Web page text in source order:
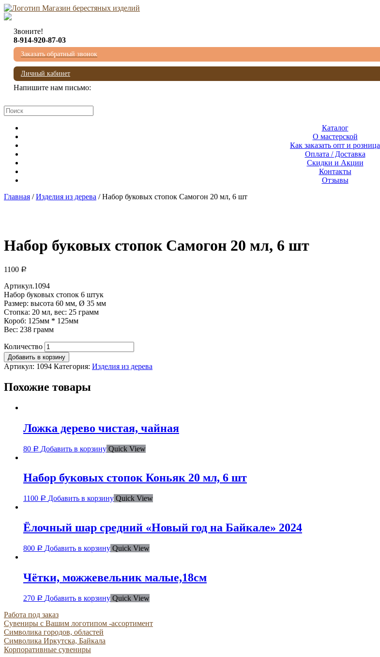
Звоните!
8-914-920-87-03
Заказать обратный звонок
Личный кабинет
Напишите нам письмо:
Каталог
О мастерской
Как заказать опт и розница
Оплата / Доставка
Скидки и Акции
Контакты
Отзывы
Главная /Изделия из дерева / Набор буковых стопок Самогон 20 мл, 6 шт
Набор буковых стопок Самогон 20 мл, 6 шт
1100 Р
Артикул.1094
Набор буковых стопок 6 штук
Размер: высота 60 мм, Ø 35 мм
Стопка: 20 мл, вес: 25 грамм
Короб: 125мм * 125мм
Вес: 238 грамм
Количество
Добавить в корзину
Артикул: 1094 Категория: Изделия из дерева
Похожие товары
Ложка дерево чистая, чайная
80 Р Добавить в корзину Quick View
Набор буковых стопок Коньяк 20 мл, 6 шт
1100 Р Добавить в корзину Quick View
Ёлочный шар средний «Новый год на Байкале» 2024
800 Р Добавить в корзину Quick View
Чётки, можжевельник малые,18см
270 Р Добавить в корзину Quick View
Работа под заказ
Сувениры с Вашим логотипом -ассортимент
Символика городов, областей
Символика Иркутска, Байкала
Корпоративные сувениры